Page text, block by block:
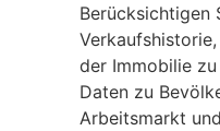
Berücksichtigen
der Immobilie
Daten zu
Arbeitsmarkt und